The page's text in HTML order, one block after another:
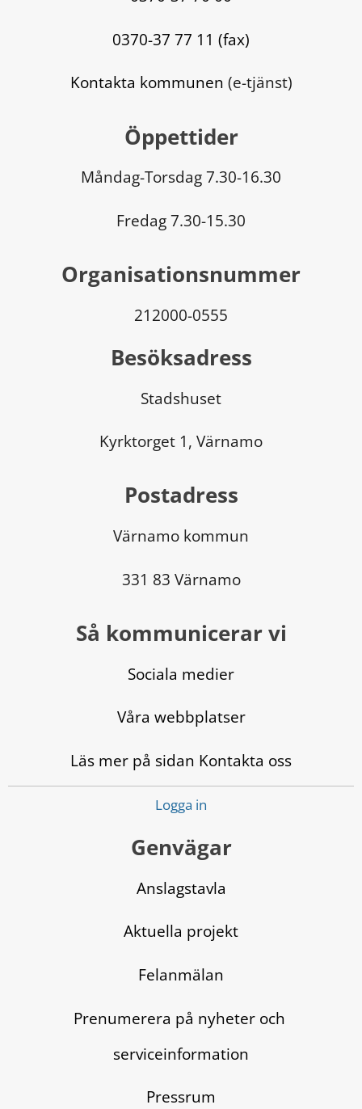
0370-37 77 11 (fax)
Kontakta kommunen (e-tjänst)
Öppettider
Måndag-Torsdag 7.30-16.30
Fredag 7.30-15.30
Organisationsnummer
212000-0555
Besöksadress
Stadshuset
Kyrktorget 1, Värnamo
Postadress
Värnamo kommun
331 83 Värnamo
Så kommunicerar vi
Sociala medier
Våra webbplatser
Läs mer på sidan Kontakta oss
Logga in
Genvägar
Anslagstavla
Aktuella projekt
Felanmälan
Prenumerera på nyheter och
serviceinformation
Pressrum